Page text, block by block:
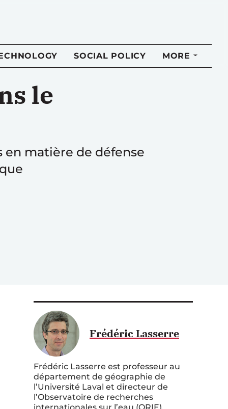
SOCIAL POLICY MORE
le
matière de défense
Frédéric Lasserre
Frédéric Lasserre est professeur au
département de géographie de
l’Université Laval et directeur de
l’Observatoire de recherches